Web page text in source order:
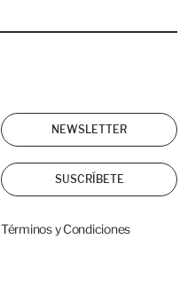
NEWSLETTER
SUSCRÍBETE
Términos y Condiciones